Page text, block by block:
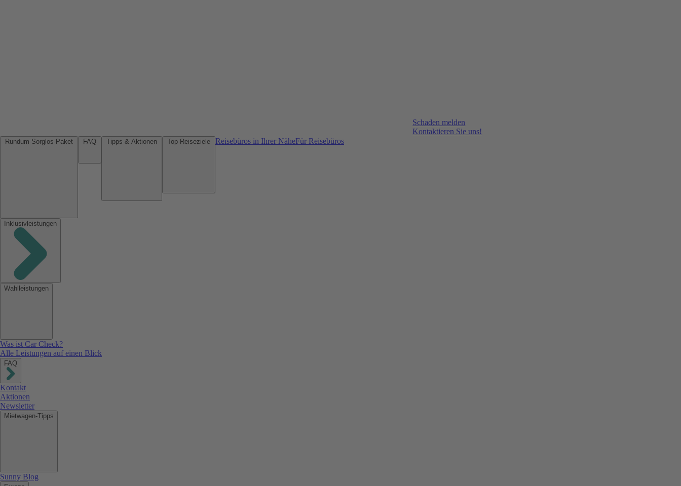
Schaden melden
Kontaktieren Sie uns!
Reisebüros in Ihrer NäheFür Reisebüros
Inklusivleistungen
Wahlleistungen
Was ist Car Check?
Alle Leistungen auf einen Blick
FAQ
Kontakt
Aktionen
Newsletter
Mietwagen-Tipps
Sunny Blog